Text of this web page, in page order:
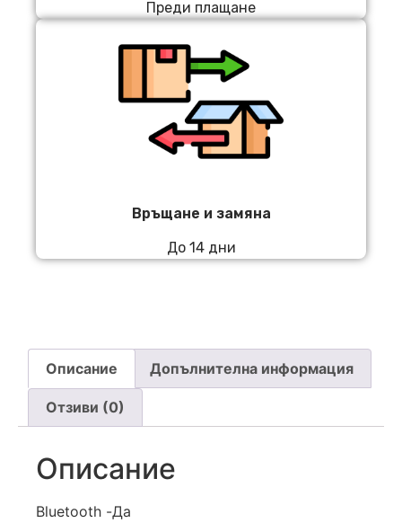
Преди плащане
Връщане и замяна
До 14 дни
Описание Допълнителна информация
Отзиви (0)
Описание
Bluetooth -Да